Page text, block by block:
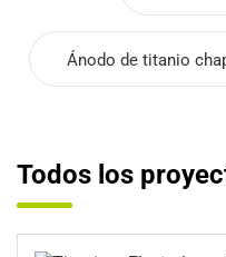
Ánodo de titanio
Todos los